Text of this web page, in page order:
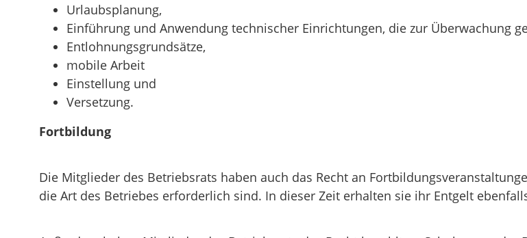
Urlaubsplanung,
Einführung und Anwendung technischer Einrichtungen, die zur Überwachung
Entlohnungsgrundsätze,
mobile Arbeit
Einstellung und
Versetzung.
Fortbildung
Die Mitglieder des Betriebsrats haben auch das Recht an
die Art des Betriebes erforderlich sind. In dieser Zeit erhalten sie ihr Entgelt